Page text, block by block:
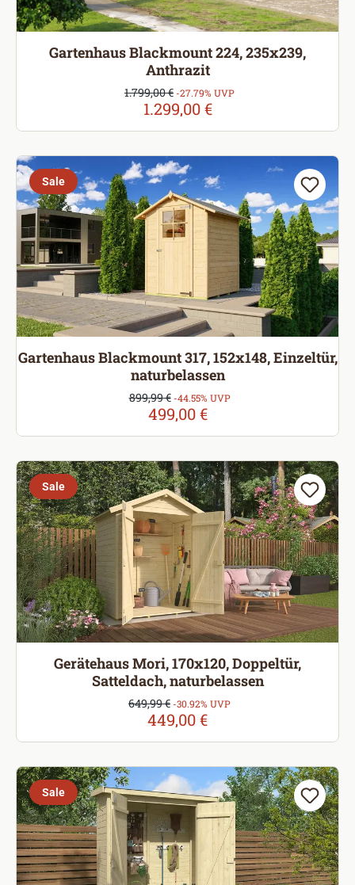
Gartenhaus Blackmount 224, 235x239,
Anthrazit
Verkaufspreis:
1.299,00 €
Regulärer Preis:
1.799,00 € -27.79% UVP
Sale
Gartenhaus Blackmount 317, 152x148, Einzeltür,
naturbelassen
Verkaufspreis:
499,00 €
Regulärer Preis:
899,99 € -44.55% UVP
Sale
Gerätehaus Mori, 170x120, Doppeltür,
Satteldach, naturbelassen
Verkaufspreis:
449,00 €
Regulärer Preis:
649,99 € -30.92% UVP
Sale